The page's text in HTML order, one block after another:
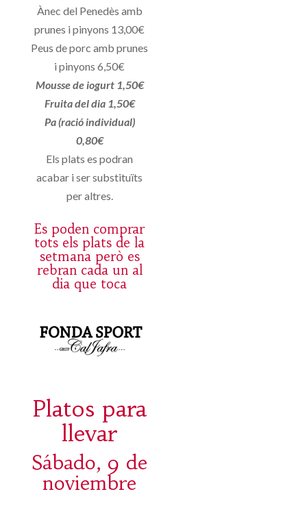
Ànec del Penedès amb
prunes i pinyons 13,00€
Peus de porc amb prunes
i pinyons 6,50€
Mousse de iogurt 1,50€
Fruita del dia 1,50€
Pa (ració individual)
0,80€
Els plats es podran
acabar i ser substituïts
per altres.
Es poden comprar
tots els plats de la
setmana però es
rebran cada un al
dia que toca
Platos para
llevar
Sábado, 9 de
noviembre